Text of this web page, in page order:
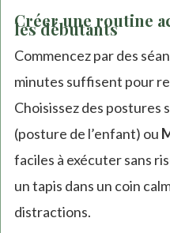
Créer une routine
les débutants
Commencez par des
minutes suffisent pour
Choisissez des postures
(posture de l’enfant) ou
faciles à exécuter sans
un tapis dans un coin
distractions.